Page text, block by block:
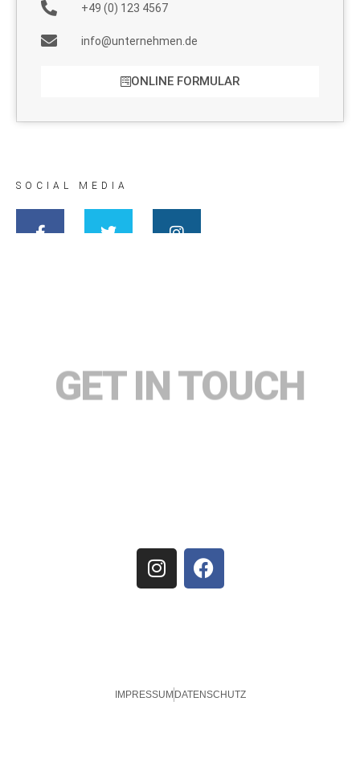
+49 (0) 123 4567
info@unternehmen.de
ONLINE FORMULAR
SOCIAL MEDIA
GET IN TOUCH
IMPRESSUM DATENSCHUTZ